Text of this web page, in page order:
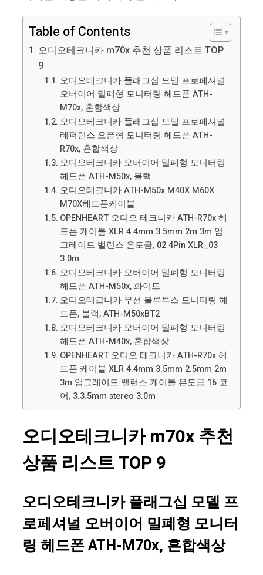
Table of Contents
오디오테크니카 m70x 추천 상품 리스트 TOP
9
오디오테크니카 플래그십 모델 프로페셔널
오버이어 밀폐형 모니터링 헤드폰 ATH-
M70x, 혼합색상
오디오테크니카 플래그십 모델 프로페셔널
레퍼런스 오픈형 모니터링 헤드폰 ATH-
R70x, 혼합색상
오디오테크니카 오버이어 밀폐형 모니터링
헤드폰 ATH-M50x, 블랙
오디오테크니카 ATH-M50x M40X M60X
M70X헤드폰케이블
OPENHEART 오디오 테크니카 ATH-R70x 헤
드폰 케이블 XLR 4.4mm 3.5mm 2m 3m 업
그레이드 밸런스 은도금, 02 4Pin XLR_03
3.0m
오디오테크니카 오버이어 밀폐형 모니터링
헤드폰 ATH-M50x, 화이트
오디오테크니카 무선 블루투스 모니터링 헤
드폰, 블랙, ATH-M50xBT2
오디오테크니카 오버이어 밀폐형 모니터링
헤드폰 ATH-M40x, 혼합색상
OPENHEART 오디오 테크니카 ATH-R70x 헤
드폰 케이블 XLR 4.4mm 3.5mm 2.5mm 2m
3m 업그레이드 밸런스 케이블 은도금 16 코
어, 3.3.5mm stereo 3.0m
오디오테크니카 m70x 추천
상품 리스트 TOP 9
오디오테크니카 플래그십 모델 프
로페셔널 오버이어 밀폐형 모니터
링 헤드폰 ATH-M70x, 혼합색상